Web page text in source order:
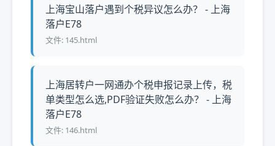
上海宝山落户遇到个税异议怎么办？ - 上海
落户E78
文件: 145.html
上海居转户一网通办个税申报记录上传，税
单类型怎么选,PDF验证失败怎么办？ - 上海
落户E78
文件: 146.html